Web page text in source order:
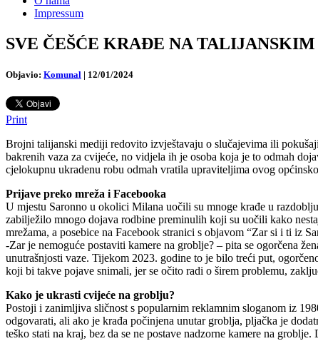
Impressum
SVE ČEŠĆE KRAĐE NA
Objavio: Komunal | 12/01/2024
Print
Brojni talijanski mediji redovito izvještavaju o slučajevima ili
bakrenih vaza za cvijeće, no vidjela ih je osoba koja je to odmah
cjelokupnu ukradenu robu odmah vratila upraviteljima ovog
Prijave preko mreža i Facebooka
U mjestu Saronno u okolici Milana uočili su mnoge krađe u
zabilježilo mnogo dojava rodbine preminulih koji su uočili kako
mrežama, a posebice na Facebook stranici s objavom “Zar si i ti iz
-Zar je nemoguće postaviti kamere na groblje? – pita se ogorčena
unutrašnjosti vaze. Tijekom 2023. godine to je bilo treći put,
koji bi takve pojave snimali, jer se očito radi o širem problemu,
Kako je ukrasti cvijeće na groblju?
Postoji i zanimljiva sličnost s popularnim reklamnim sloganom iz
odgovarati, ali ako je krađa počinjena unutar groblja, pljačka je
teško stati na kraj, bez da se ne postave nadzorne kamere na